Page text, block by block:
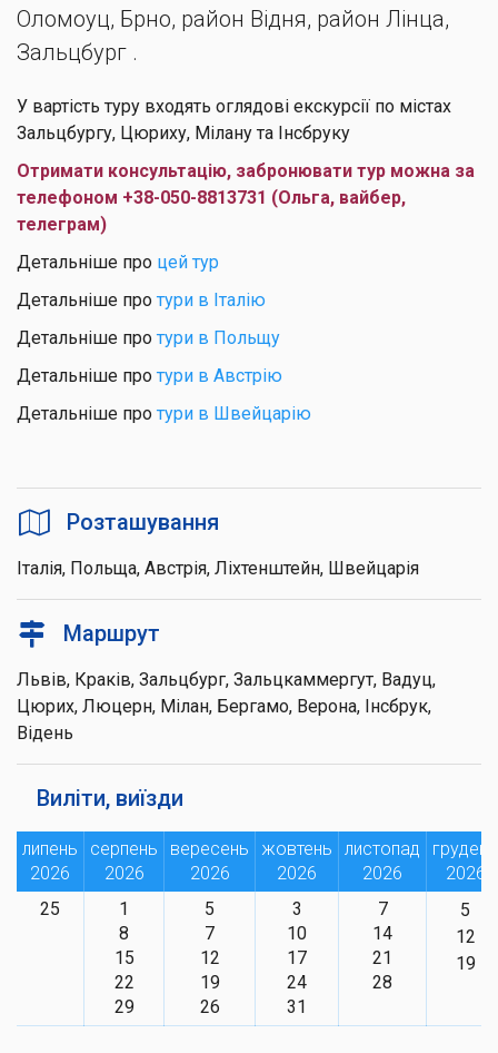
Оломоуц, Брно, район Відня, район Лінца,
Зальцбург .
У вартість туру входять оглядові екскурсії по містах
Зальцбургу, Цюриху, Мілану та Інсбруку
Отримати консультацію, забронювати тур можна за
телефоном +38-050-8813731 (Ольга, вайбер,
телеграм)
Детальніше про цей тур
Детальніше про тури в Італію
Детальніше про тури в Польщу
Детальніше про тури в Австрію
Детальніше про тури в Швейцарію
Розташування
Італія, Польща, Австрія, Ліхтенштейн, Швейцарія
Маршрут
Львів, Краків, Зальцбург, Зальцкаммергут, Вадуц,
Цюрих, Люцерн, Мілан, Бергамо, Верона, Інсбрук,
Відень
Виліти, виїзди
липень
2026
серпень
2026
вересень
2026
жовтень
2026
листопад
2026
грудень
2026
25
1
8
15
22
29
5
7
12
19
26
3
10
17
24
31
7
14
21
28
5
12
19